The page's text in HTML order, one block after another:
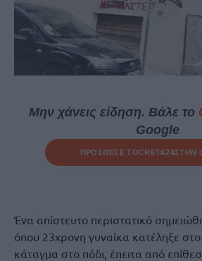
Μην χάνεις είδηση. Βάλε το
Google
ΠΡΟΣΘΕΣΕ ΤΟCRETA24ΣΤΗΝ
Ένα απίστευτο περιστατικό
όπου 23χρονη γυναίκα κατέληξε
κάταγμα στο πόδι, έπειτα από